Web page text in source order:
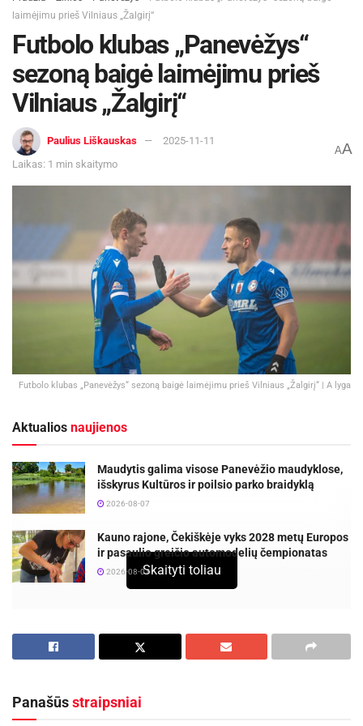
laimėjimu prieš Vilniaus „Žalgirį“
Futbolo klubas „Panevėžys“
sezoną baigė laimėjimu prieš
Vilniaus „Žalgirį“
Paulius Liškauskas
2025-11-11
Laikas: 1 min skaitymo
AA
Futbolo klubas „Panevėžys“ sezoną baigė laimėjimu prieš Vilniaus „Žalgirį“ | A lyga
Aktualios naujienos
Maudytis galima visose Panevėžio maudyklose,
išskyrus Kultūros ir poilsio parko braidyklą
2026-08-07
Kauno rajone, Čekiškėje vyks 2028 metų Europos
ir pasaulio greičio automodelių čempionatas
2026-08-07
metų sezoną. Lietuvos futbolo A lygos 36-ojo turo
Skaityti toliau
Panašūsstraipsniai